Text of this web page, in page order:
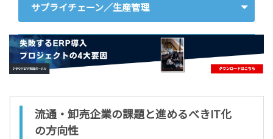
サプライチェーン／生産管理
ERP
会計
サプライチェーン／生産管理
CRM／営業支援／Eコマース
流通・卸売企業の課題と進めるべきIT化
の方向性